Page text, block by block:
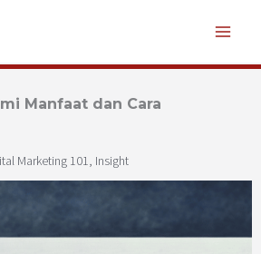
Manfaat dan Cara
Marketing 101, Insight